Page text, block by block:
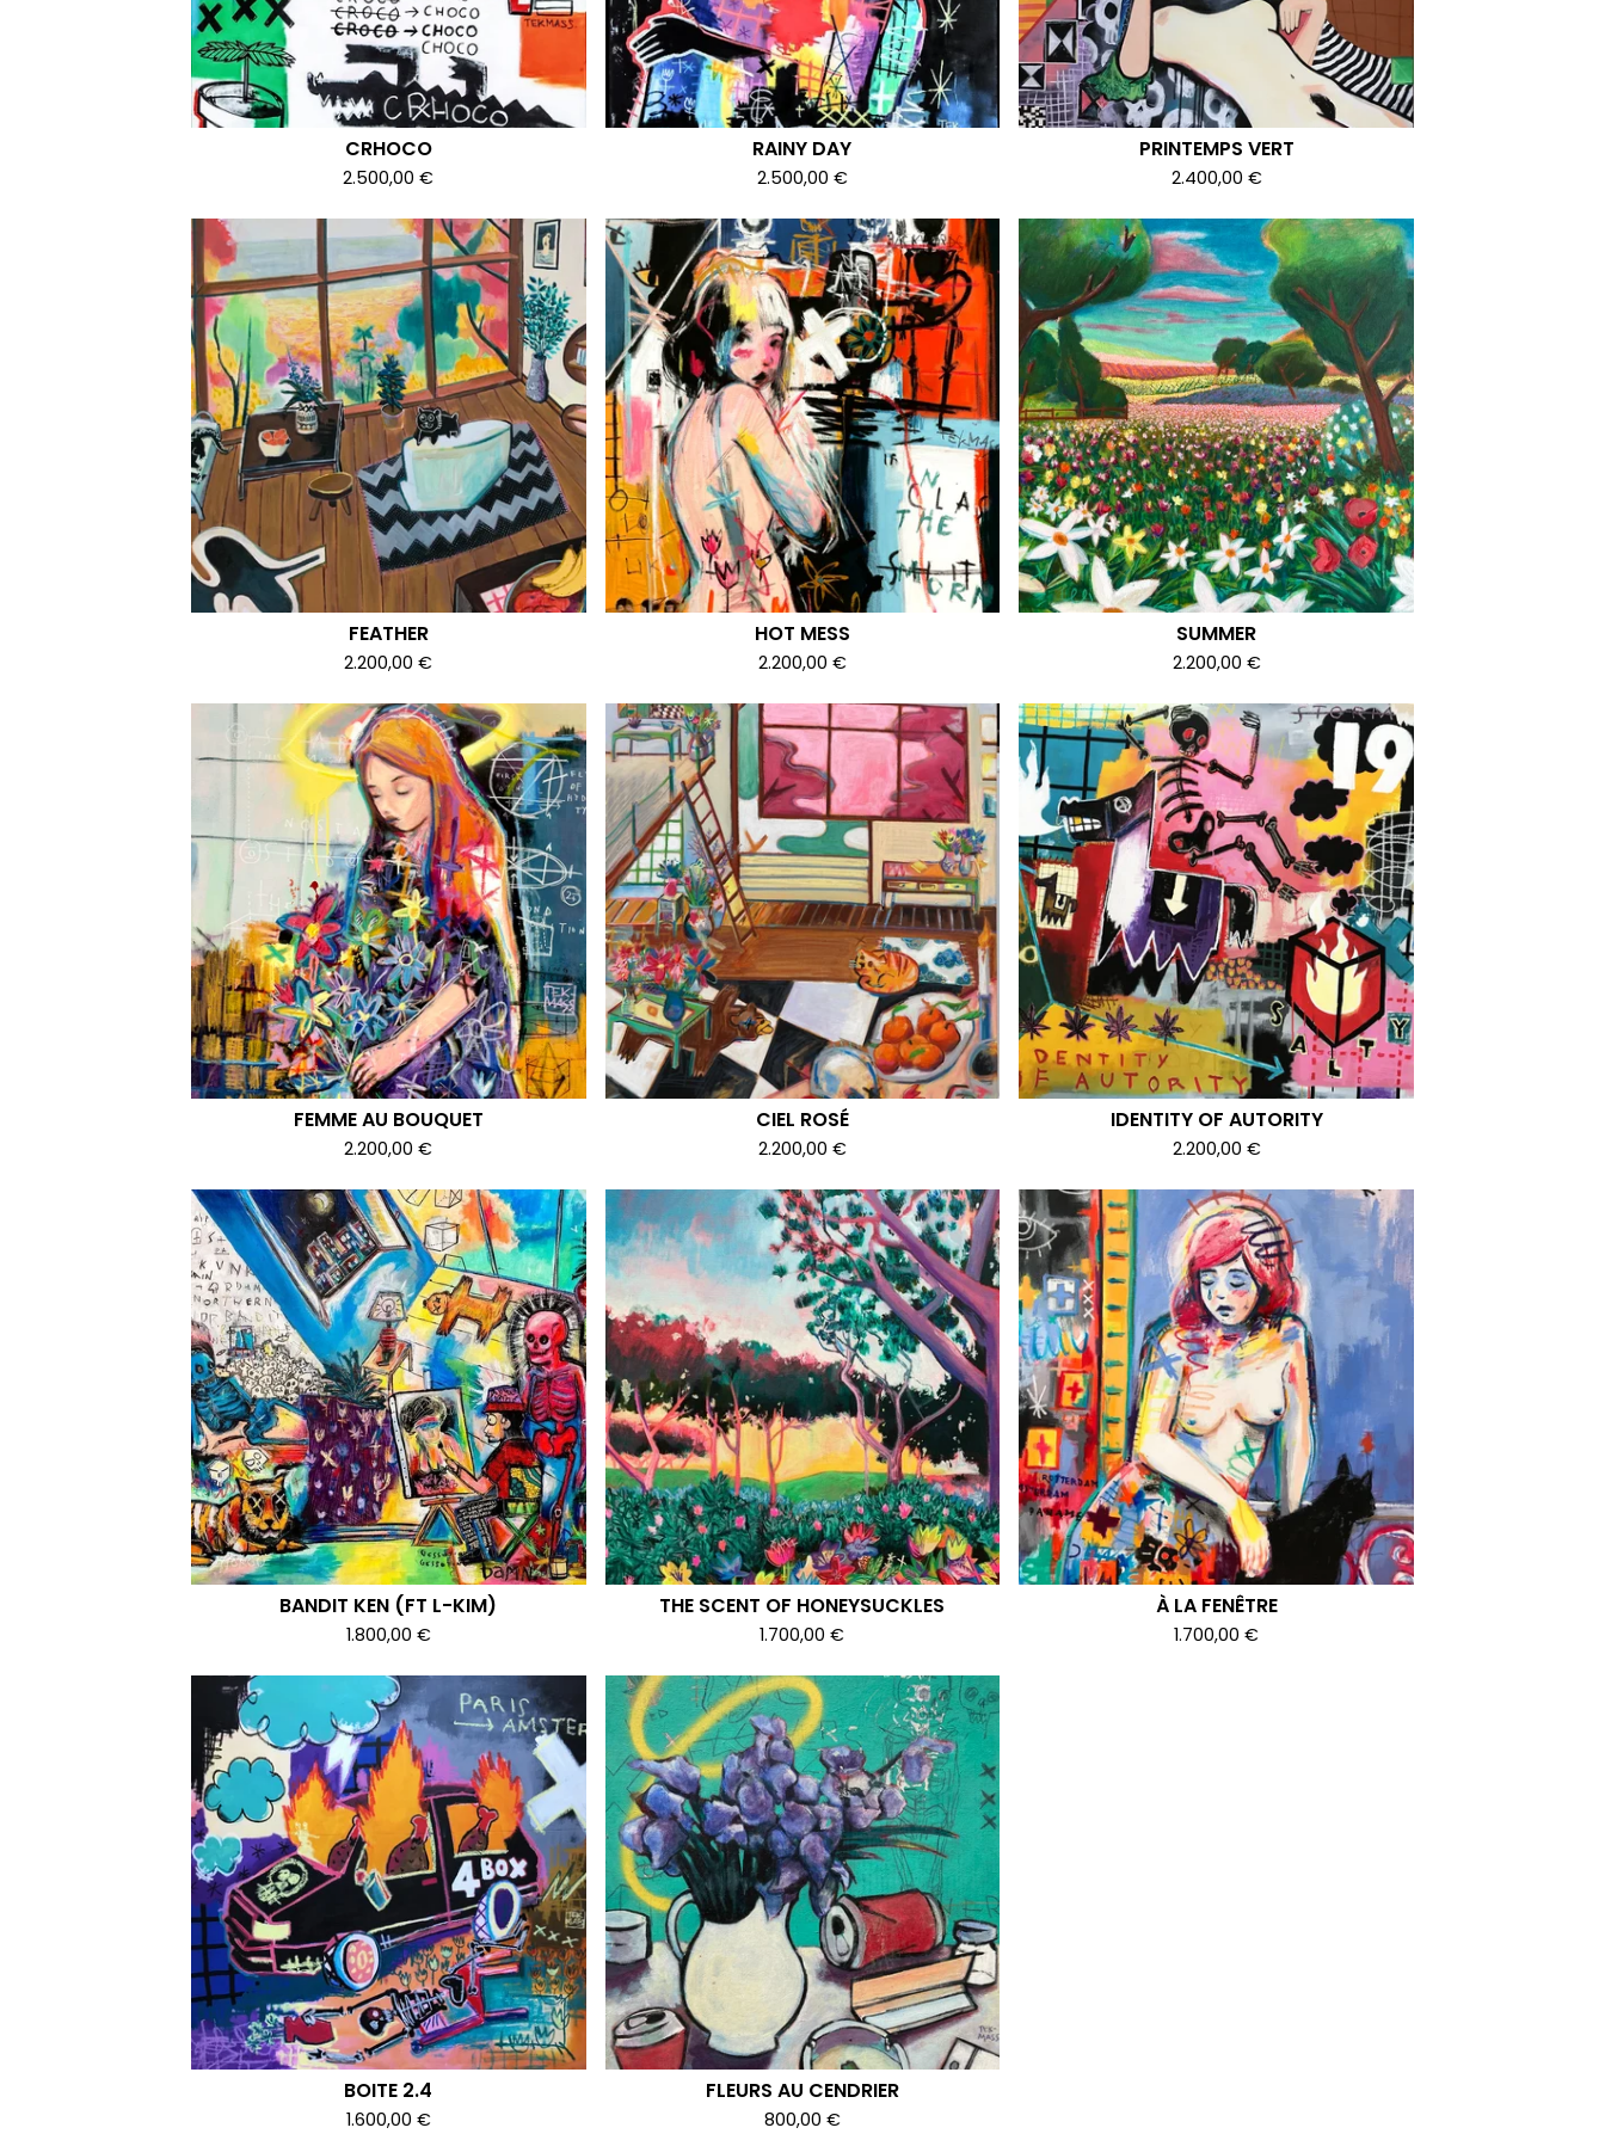
CRHOCO
2.500,00€
RAINY DAY
2.500,00 €
PRINTEMPS VERT
2.400,00 €
FEATHER
2.200,00€
HOT MESS
2.200,00 €
SUMMER
2.200,00 €
FEMME AU BOUQUET
2.200,00€
CIEL ROSÉ
2.200,00 €
IDENTITY OF AUTORITY
2.200,00 €
BANDIT KEN (FT L-KIM)
1.800,00 €
THE SCENT OF HONEYSUCKLES
1.700,00€
À LA FENÊTRE
1.700,00€
BOITE 2.4
1.600,00 €
FLEURS AU CENDRIER
800,00 €